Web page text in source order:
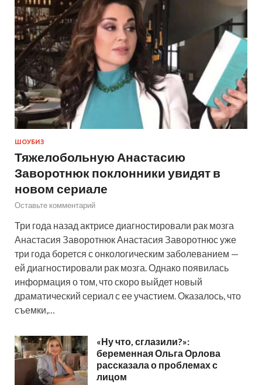
ШОУБИЗ
Тяжелобольную Анастасию
Заворотнюк поклонники увидят в
новом сериале
Оставьте комментарий
Три года назад актрисе диагностировали рак мозга
Анастасия Заворотнюк Анастасия Заворотнюс уже
три года борется с онкологическим заболеванием —
ей диагностировали рак мозга. Однако появилась
информация о том, что скоро выйдет новый
драматический сериал с ее участием. Оказалось, что
съемки,…
«Ну что, сглазили?»:
беременная Ольга Орлова
рассказала о проблемах с
лицом